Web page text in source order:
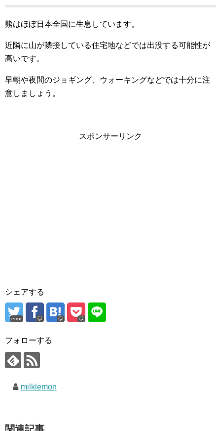
熊はほぼ日本全国に生息しています。
近隣に山が隣接している住宅地などでは出没する可能性が
高いです。
早朝や夜間のジョギング、ウォーキングなどでは十分に注
意しましょう。
スポンサーリンク
シェアする
error
フォローする
milklemon